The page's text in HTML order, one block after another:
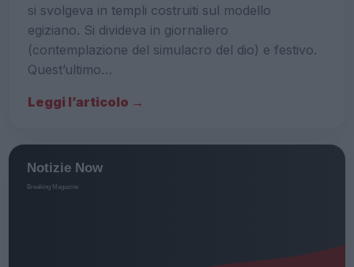
si svolgeva in templi costruiti sul modello
egiziano. Si divideva in giornaliero
(contemplazione del simulacro del dio) e festivo.
Quest’ultimo…
Leggi l’articolo →